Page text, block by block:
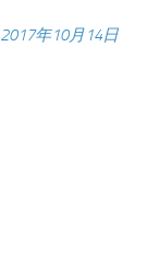
2017年10月14日